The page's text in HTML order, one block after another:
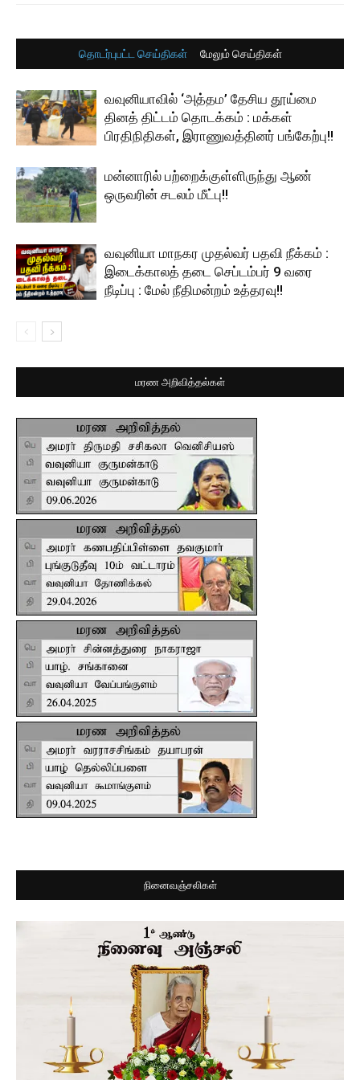
தொடர்புபட்ட செய்திகள் மேலும் செய்திகள்
வவுனியாவில் ‘அத்தம’ தேசிய தூய்மை
தினத் திட்டம் தொடக்கம் : மக்கள்
பிரதிநிதிகள், இராணுவத்தினர் பங்கேற்பு!!
மன்னாரில் பற்றைக்குள்ளிருந்து ஆண்
ஒருவரின் சடலம் மீட்பு!!
வவுனியா மாநகர முதல்வர் பதவி நீக்கம் :
இடைக்காலத் தடை செப்டம்பர் 9 வரை
நீடிப்பு : மேல் நீதிமன்றம் உத்தரவு!!
மரண அறிவித்தல்கள்
நினைவஞ்சலிகள்